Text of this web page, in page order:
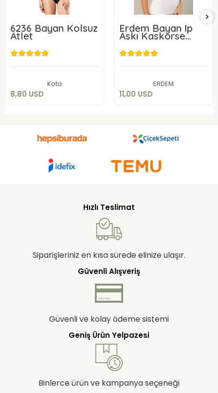
6236 Bayan Kolsuz
Atlet
Kota
8,80 USD
8,80 USD
Erdem Bayan İp
Askı Kaskorse
Atlet 2153
ERDEM
11,00 USD
11,00 USD
Hızlı Teslimat
Siparişleriniz en kısa sürede elinize ulaşır.
Güvenli Alışveriş
Güvenli ve kolay ödeme sistemi
Geniş Ürün Yelpazesi
Binlerce ürün ve kampanya seçeneği